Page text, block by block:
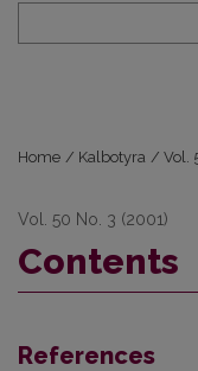
Home / Kalbotyra / Vol.
Vol. 50 No. 3 (2001)
Contents
References